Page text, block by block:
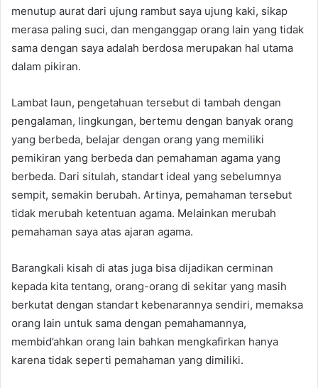
menutup aurat dari ujung rambut saya ujung kaki, sikap
merasa paling suci, dan menganggap orang lain yang tidak
sama dengan saya adalah berdosa merupakan hal utama
dalam pikiran.
Lambat laun, pengetahuan tersebut di tambah dengan
pengalaman, lingkungan, bertemu dengan banyak orang
yang berbeda, belajar dengan orang yang memiliki
pemikiran yang berbeda dan pemahaman agama yang
berbeda. Dari situlah, standart ideal yang sebelumnya
sempit, semakin berubah. Artinya, pemahaman tersebut
tidak merubah ketentuan agama. Melainkan merubah
pemahaman saya atas ajaran agama.
Barangkali kisah di atas juga bisa dijadikan cerminan
kepada kita tentang, orang-orang di sekitar yang masih
berkutat dengan standart kebenarannya sendiri, memaksa
orang lain untuk sama dengan pemahamannya,
membid’ahkan orang lain bahkan mengkafirkan hanya
karena tidak seperti pemahaman yang dimiliki.